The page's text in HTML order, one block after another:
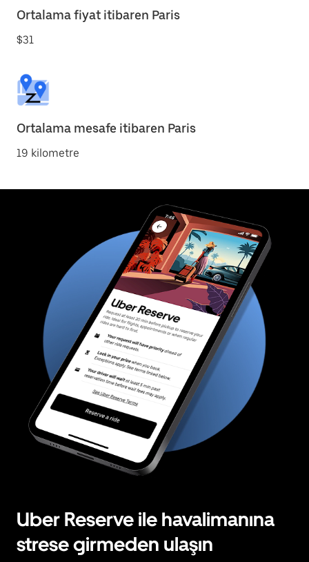
Ortalama fiyat itibaren Paris
$31
Ortalama mesafe itibaren Paris
19 kilometre
Uber Reserve ile havalimanına
strese girmeden ulaşın